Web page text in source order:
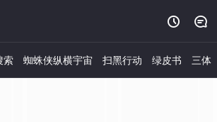
 
索 蜘蛛侠纵横宇宙 扫黑行动 绿皮书 三体